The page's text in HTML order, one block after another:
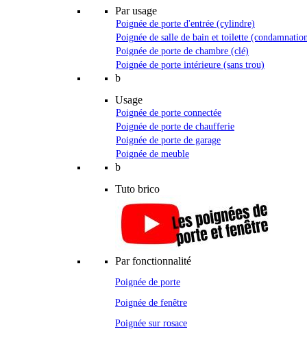
Par usage
Poignée de porte d'entrée (cylindre)
Poignée de salle de bain et toilette
Poignée de porte de chambre (clé)
Poignée de porte intérieure (sans trou)
b
Usage
Poignée de porte connectée
Poignée de porte de chaufferie
Poignée de porte de garage
Poignée de meuble
b
Tuto brico
Par fonctionnalité
Poignée de porte
Poignée de fenêtre
Poignée sur rosace